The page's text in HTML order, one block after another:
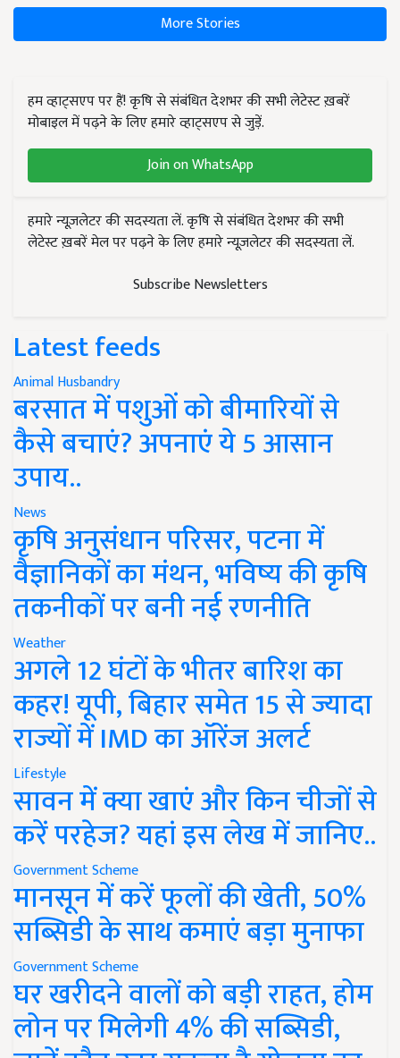
More Stories
हम व्हाट्सएप पर हैं! कृषि से संबंधित देशभर की सभी लेटेस्ट ख़बरें
मोबाइल में पढ़ने के लिए हमारे व्हाट्सएप से जुड़ें.
Join on WhatsApp
हमारे न्यूज़लेटर की सदस्यता लें. कृषि से संबंधित देशभर की सभी
लेटेस्ट ख़बरें मेल पर पढ़ने के लिए हमारे न्यूज़लेटर की सदस्यता लें.
Subscribe Newsletters
Latest feeds
Animal Husbandry
बरसात में पशुओं को बीमारियों से
कैसे बचाएं? अपनाएं ये 5 आसान
उपाय..
News
कृषि अनुसंधान परिसर, पटना में
वैज्ञानिकों का मंथन, भविष्य की कृषि
तकनीकों पर बनी नई रणनीति
Weather
अगले 12 घंटों के भीतर बारिश का
कहर! यूपी, बिहार समेत 15 से ज्यादा
राज्यों में IMD का ऑरेंज अलर्ट
Lifestyle
सावन में क्या खाएं और किन चीजों से
करें परहेज? यहां इस लेख में जानिए..
Government Scheme
मानसून में करें फूलों की खेती, 50%
सब्सिडी के साथ कमाएं बड़ा मुनाफा
Government Scheme
घर खरीदने वालों को बड़ी राहत, होम
लोन पर मिलेगी 4% की सब्सिडी,